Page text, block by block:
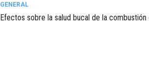
GENERAL
Efectos sobre la salud bucal de la